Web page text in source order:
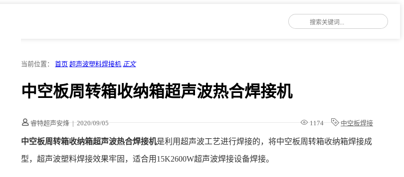
当前位置：首页 超声波塑料焊接机 正文
中空板周转箱收纳箱超声波热合焊接机
睿特超声安烽 | 2020/09/05 1174 中空板焊接
中空板周转箱收纳箱超声波热合焊接机是利用超声波工艺进行焊接的，将中空板周转箱收纳箱焊接成
型，超声波塑料焊接效果牢固，适合用15K2600W超声波焊接设备焊接。